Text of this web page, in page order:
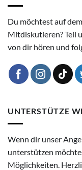
Du möchtest auf
Mitdiskutieren? Teil
von dir hören und
UNTERSTÜTZE
Wenn dir unser
unterstützen
Möglichkeiten.